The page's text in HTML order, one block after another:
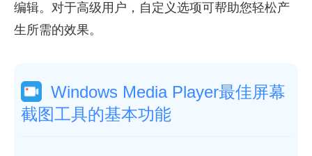
编辑。对于高级用户，自定义选项可帮助您轻松产
生所需的效果。
Windows Media Player最佳屏幕
截图工具的基本功能